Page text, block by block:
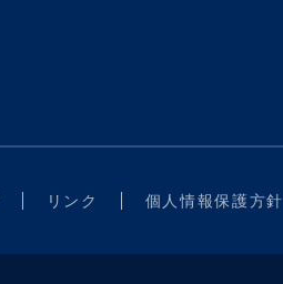
リンク 個人情報保護方針